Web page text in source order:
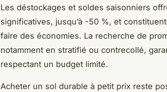
Les déstockages et soldes saisonniers
significatives, jusqu’à -50 %, et
faire des économies. La recherche de
notamment en stratifié ou contrecollé,
respectant un budget limité.
Acheter un sol durable à petit prix reste